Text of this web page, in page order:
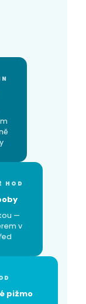
HOD
—
v
pižmo